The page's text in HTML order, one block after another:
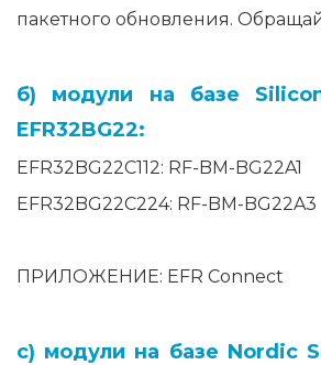
пакетного обновления.
б) модули на базе
EFR32BG22:
EFR32BG22C112: RF-BM-BG22A1
EFR32BG22C224: RF-BM-BG22A3
ПРИЛОЖЕНИЕ: EFR Connect
c) модули на базе Nordic